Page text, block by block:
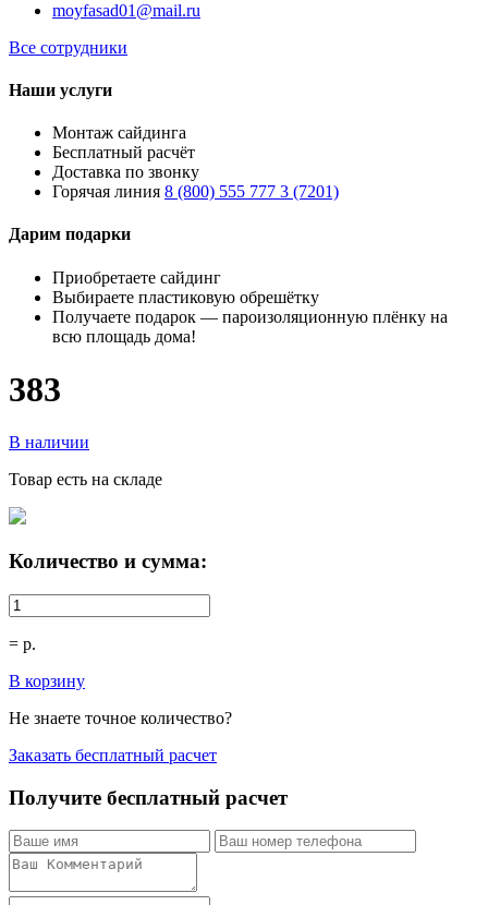
moyfasad01@mail.ru
Все сотрудники
Наши услуги
Монтаж сайдинга
Бесплатный расчёт
Доставка по звонку
Горячая линия 8 (800) 555 777 3 (7201)
Дарим подарки
Приобретаете сайдинг
Выбираете пластиковую обрешётку
Получаете подарок — пароизоляционную плёнку на
всю площадь дома!
383
В наличии
Товар есть на складе
Количество и сумма:
= р.
В корзину
Не знаете точное количество?
Заказать бесплатный расчет
Получите бесплатный расчет